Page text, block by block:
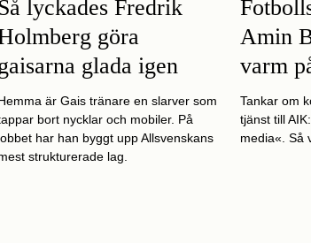
lyckades Fredrik
göra
glada igen
är Gais tränare en slarver som
bort nycklar och mobiler. På
har han byggt upp Allsvenskans
strukturerade lag.
Amin
varm
Tankar om
tjänst till
media«. Så